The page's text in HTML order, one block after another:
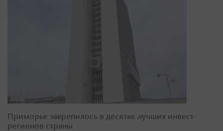
Приморье закрепилось в десятке лучших инвест-
регионов страны